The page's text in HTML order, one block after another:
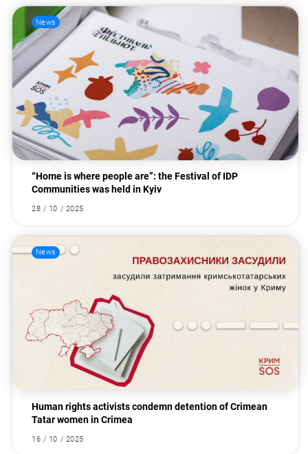
News
“Home is where people are”: the Festival of IDP
Communities was held in Kyiv
28 / 10 / 2025
News
Human rights activists condemn detention of Crimean
Tatar women in Crimea
16 / 10 / 2025